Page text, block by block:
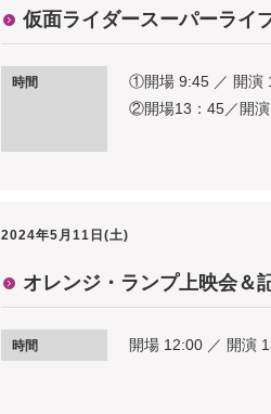
仮面ライダースーパーライ
時間
①開場 9:45 ／ 開演
②開場13：45／開
2024年5月11日(土)
オレンジ・ランプ上映会＆
時間 開場 12:00 ／ 開演